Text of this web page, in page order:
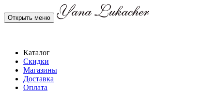
Открыть меню
Каталог
Скидки
Магазины
Доставка
Оплата